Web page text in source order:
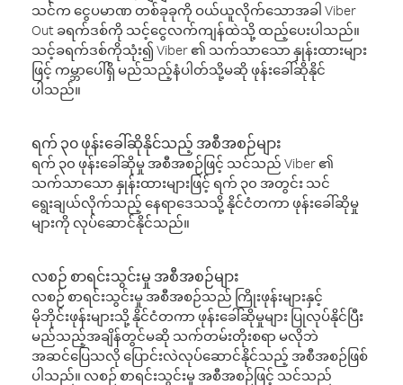
သင်က ငွေပမာဏ တစ်ခုခုကို ဝယ်ယူလိုက်သောအခါ Viber
Out ခရက်ဒစ်ကို သင့်ငွေလက်ကျန်ထဲသို့ ထည့်ပေးပါသည်။
သင့်ခရက်ဒစ်ကိုသုံး၍ Viber ၏ သက်သာသော နှုန်းထားများ
ဖြင့် ကမ္ဘာပေါ်ရှိ မည်သည့်နံပါတ်သို့မဆို ဖုန်းခေါ်ဆိုနိုင်
ပါသည်။
ရက် ၃၀ ဖုန်းခေါ်ဆိုနိုင်သည့် အစီအစဉ်များ
ရက် ၃၀ ဖုန်းခေါ်ဆိုမှု အစီအစဉ်ဖြင့် သင်သည် Viber ၏
သက်သာသော နှုန်းထားများဖြင့် ရက် ၃၀ အတွင်း သင်
ရွေးချယ်လိုက်သည့် နေရာဒေသသို့ နိုင်ငံတကာ ဖုန်းခေါ်ဆိုမှု
များကို လုပ်ဆောင်နိုင်သည်။
လစဉ် စာရင်းသွင်းမှု အစီအစဉ်များ
လစဉ် စာရင်းသွင်းမှု အစီအစဉ်သည် ကြိုးဖုန်းများနှင့်
မိုဘိုင်းဖုန်းများသို့ နိုင်ငံတကာ ဖုန်းခေါ်ဆိုမှုများ ပြုလုပ်နိုင်ပြီး
မည်သည့်အချိန်တွင်မဆို သက်တမ်းတိုးစရာ မလိုဘဲ
အဆင်ပြေသလို ပြောင်းလဲလုပ်ဆောင်နိုင်သည့် အစီအစဉ်ဖြစ်
ပါသည်။ လစဉ် စာရင်းသွင်းမှု အစီအစဉ်ဖြင့် သင်သည်